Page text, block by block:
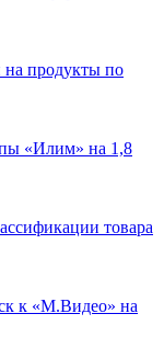
на продукты по
«Илим» на 1,8
товара
к «М.Видео» на